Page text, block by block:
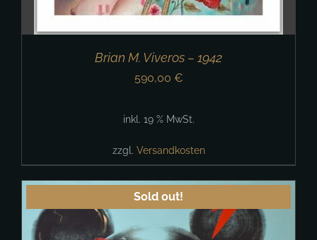
Brian M. Viveros – 1942
590,00 €
inkl. 19 % MwSt.
zzgl. Versandkosten
Sold out!